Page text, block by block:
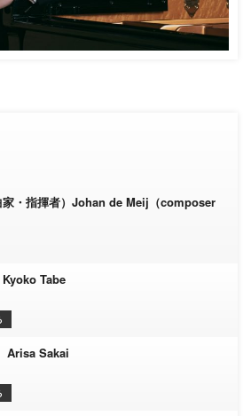
家・指揮者）Johan de Meij（composer
Tabe
Arisa Sakai